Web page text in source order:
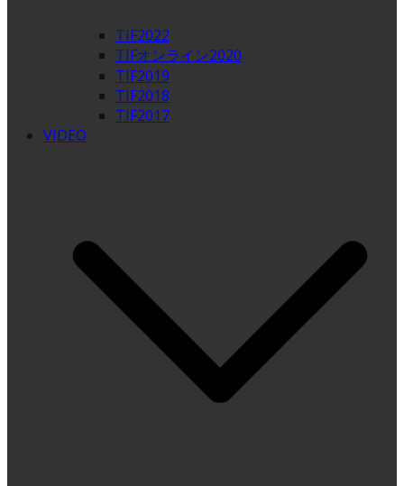
TIF2022
TIFオンライン2020
TIF2019
TIF2018
TIF2017
VIDEO